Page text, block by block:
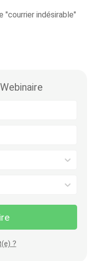
"courrier indésirable"
?